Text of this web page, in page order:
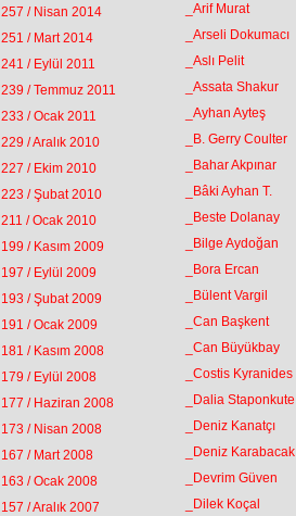
257 / Nisan 2014
251 / Mart 2014
241 / Eylül 2011
239 / Temmuz 2011
233 / Ocak 2011
229 / Aralık 2010
227 / Ekim 2010
223 / Şubat 2010
211 / Ocak 2010
199 / Kasım 2009
197 / Eylül 2009
193 / Şubat 2009
191 / Ocak 2009
181 / Kasım 2008
179 / Eylül 2008
177 / Haziran 2008
173 / Nisan 2008
167 / Mart 2008
163 / Ocak 2008
157 / Aralık 2007
_Arif Murat
_Arseli Dokumacı
_Aslı Pelit
_Assata Shakur
_Ayhan Ayteş
_B. Gerry Coulter
_Bahar Akpınar
_Bâki Ayhan T.
_Beste Dolanay
_Bilge Aydoğan
_Bora Ercan
_Bülent Vargil
_Can Başkent
_Can Büyükbay
_Costis Kyranides
_Dalia Staponkute
_Deniz Kanatçı
_Deniz Karabacak
_Devrim Güven
_Dilek Koçal